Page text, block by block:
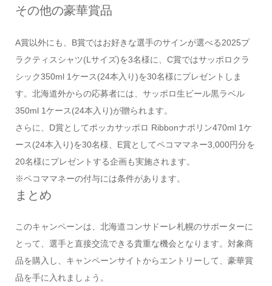
その他の豪華賞品
A賞以外にも、B賞ではお好きな選手のサインが選べる2025プ
ラクティスシャツ(Lサイズ)を3名様に、C賞ではサッポロクラ
シック350ml 1ケース(24本入り)を30名様にプレゼントしま
す。北海道外からの応募者には、サッポロ生ビール黒ラベル
350ml 1ケース(24本入り)が贈られます。
さらに、D賞としてポッカサッポロ Ribbonナポリン470ml 1ケ
ース(24本入り)を30名様、E賞としてペコママネー3,000円分を
20名様にプレゼントする企画も実施されます。
※ペコママネーの付与には条件があります。
まとめ
このキャンペーンは、北海道コンサドーレ札幌のサポーターに
とって、選手と直接交流できる貴重な機会となります。対象商
品を購入し、キャンペーンサイトからエントリーして、豪華賞
品を手に入れましょう。